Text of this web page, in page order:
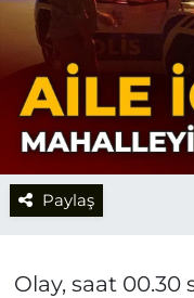
Paylaş
Olay, saat 00.30